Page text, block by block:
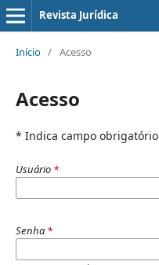
Revista Jurídica
Início / Acesso
Acesso
* Indica campo obrigatório
Usuário *
Senha *